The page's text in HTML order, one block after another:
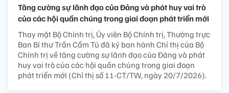
Tăng cường sự lãnh đạo của Đảng và phát huy vai trò
của các hội quần chúng trong giai đoạn phát triển mới
Thay mặt Bộ Chính trị, Ủy viên Bộ Chính trị, Thường trực
Ban Bí thư Trần Cẩm Tú đã ký ban hành Chỉ thị của Bộ
Chính trị về tăng cường sự lãnh đạo của Đảng và phát
huy vai trò của các hội quần chúng trong giai đoạn
phát triển mới (Chỉ thị số 11-CT/TW, ngày 20/7/2026).